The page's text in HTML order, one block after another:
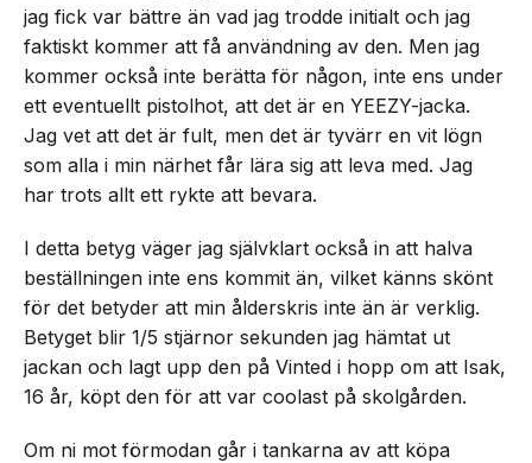
jag fick var bättre än vad jag trodde initialt och jag
faktiskt kommer att få användning av den. Men jag
kommer också inte berätta för någon, inte ens under
ett eventuellt pistolhot, att det är en YEEZY-jacka.
Jag vet att det är fult, men det är tyvärr en vit lögn
som alla i min närhet får lära sig att leva med. Jag
har trots allt ett rykte att bevara.
I detta betyg väger jag självklart också in att halva
beställningen inte ens kommit än, vilket känns skönt
för det betyder att min ålderskris inte än är verklig.
Betyget blir 1/5 stjärnor sekunden jag hämtat ut
jackan och lagt upp den på Vinted i hopp om att Isak,
16 år, köpt den för att var coolast på skolgården.
Om ni mot förmodan går i tankarna av att köpa